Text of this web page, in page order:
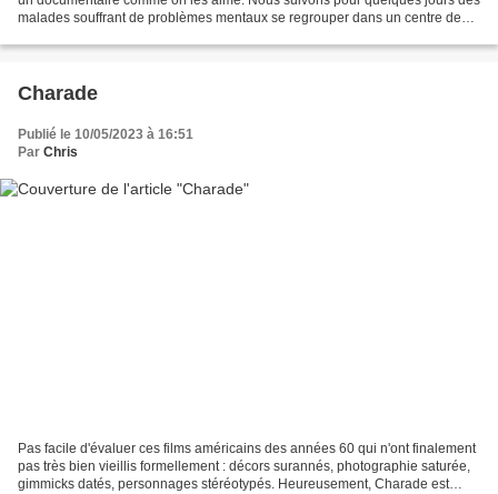
malades souffrant de problèmes mentaux se regrouper dans un centre de
Charade
Publié le 10/05/2023 à 16:51
Par Chris
Pas facile d'évaluer ces films américains des années 60 qui n'ont finalement
pas très bien vieillis formellement : décors surannés, photographie saturée,
gimmicks datés, personnages stéréotypés. Heureusement, Charade est